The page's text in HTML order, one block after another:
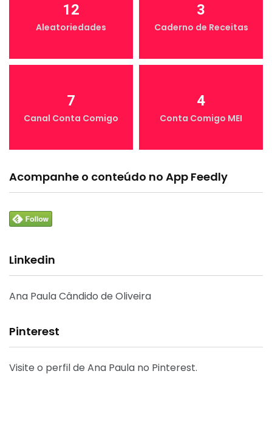
12
Aleatoriedades
3
Caderno de Receitas
7
Canal Conta Comigo
4
Conta Comigo MEI
Acompanhe o conteúdo no App Feedly
Linkedin
Ana Paula Cândido de Oliveira
Pinterest
Visite o perfil de Ana Paula no Pinterest.